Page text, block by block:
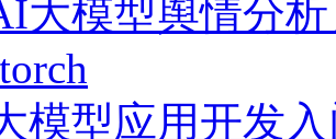
大模型舆情分
模型应用开发入